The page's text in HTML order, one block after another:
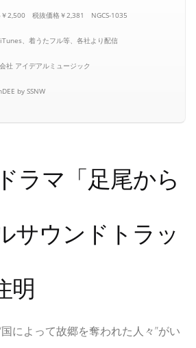
￥2,500 税抜価格￥2,381 NGCS-1035
、着うたフル等、各社より配信
社 アイデアルミュージック
by SSNW
ラマ「足尾から
サウンドトラッ
明
によって故郷を奪われた人々”がい